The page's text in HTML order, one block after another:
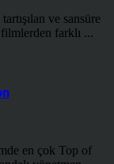
ve sansüre
farklı ...
en çok Top of